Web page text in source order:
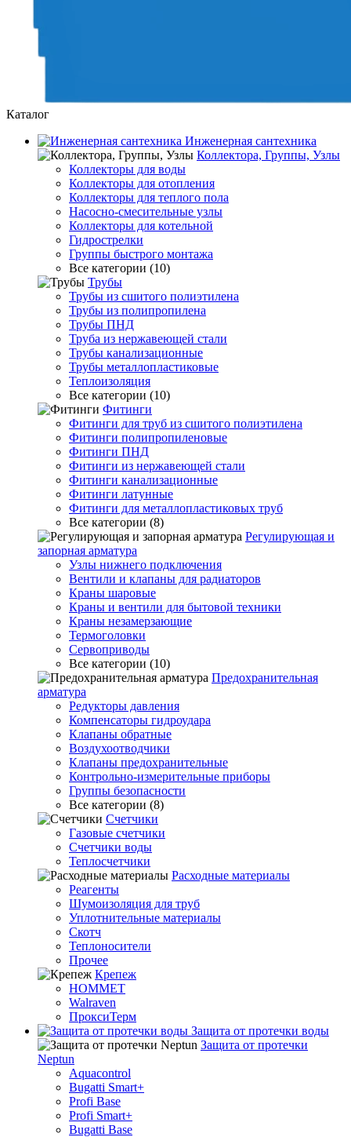
Каталог
Инженерная сантехника
Коллектора, Группы, Узлы
Коллекторы для воды
Коллекторы для отопления
Коллекторы для теплого пола
Насосно-смесительные узлы
Коллекторы для котельной
Гидрострелки
Группы быстрого монтажа
Все категории (10)
Трубы
Трубы из сшитого полиэтилена
Трубы из полипропилена
Трубы ПНД
Труба из нержавеющей стали
Трубы канализационные
Трубы металлопластиковые
Теплоизоляция
Все категории (10)
Фитинги
Фитинги для труб из сшитого полиэтилена
Фитинги полипропиленовые
Фитинги ПНД
Фитинги из нержавеющей стали
Фитинги канализационные
Фитинги латунные
Фитинги для металлопластиковых труб
Все категории (8)
Регулирующая и
запорная арматура
Узлы нижнего подключения
Вентили и клапаны для радиаторов
Краны шаровые
Краны и вентили для бытовой техники
Краны незамерзающие
Термоголовки
Сервоприводы
Все категории (10)
Предохранительная
арматура
Редукторы давления
Компенсаторы гидроудара
Клапаны обратные
Воздухоотводчики
Клапаны предохранительные
Контрольно-измерительные приборы
Группы безопасности
Все категории (8)
Счетчики
Газовые счетчики
Счетчики воды
Теплосчетчики
Расходные материалы
Реагенты
Шумоизоляция для труб
Уплотнительные материалы
Скотч
Теплоносители
Прочее
Крепеж
HOMMET
Walraven
ПроксиТерм
Защита от протечки воды
Защита от протечки
Neptun
Aquacontrol
Bugatti Smart+
Profi Base
Profi Smart+
Bugatti Base